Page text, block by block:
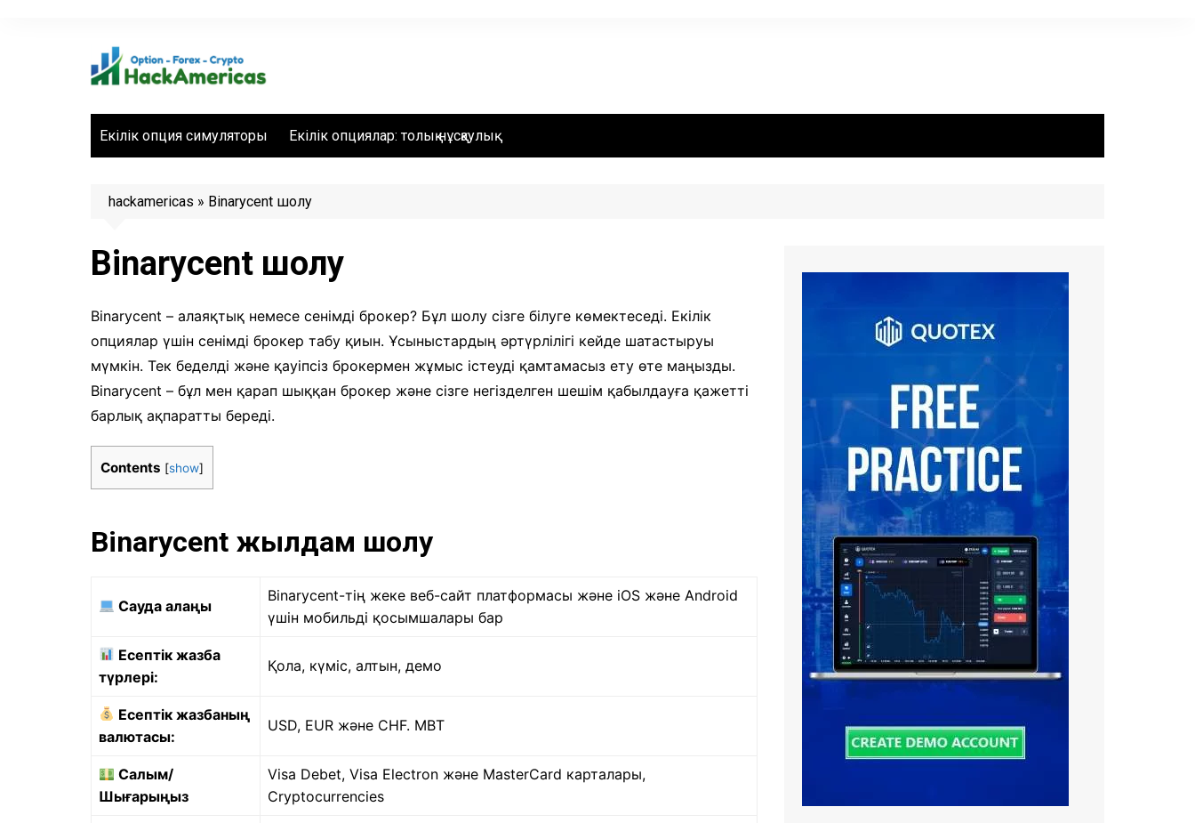
Екілік опция симуляторы Екілік опциялар: толық нұсқаулық
hackamericas » Binarycent шолу
Binarycent шолу
Binarycent – алаяқтық немесе сенімді брокер? Бұл шолу сізге білуге көмектеседі. Екілік
опциялар үшін сенімді брокер табу қиын. Ұсыныстардың әртүрлілігі кейде шатастыруы
мүмкін. Тек беделді және қауіпсіз брокермен жұмыс істеуді қамтамасыз ету өте маңызды.
Binarycent – бұл мен қарап шыққан брокер және сізге негізделген шешім қабылдауға қажетті
барлық ақпаратты береді.
Contents [show]
Binarycent жылдам шолу
Сауда алаңы
Binarycent-тің жеке веб-сайт платформасы және iOS және Android
үшін мобильді қосымшалары бар
Есептік жазба
түрлері:
Қола, күміс, алтын, демо
Есептік жазбаның
валютасы:
USD, EUR және CHF. MBT
Салым/
Шығарыңыз
Visa Debet, Visa Electron және MasterCard карталары,
Cryptocurrencies